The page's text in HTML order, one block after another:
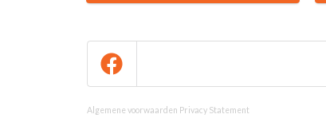
Algemene voorwaarden Privacy Statement